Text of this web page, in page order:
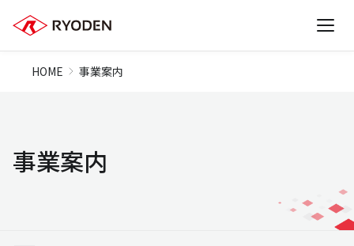
HOME 事業案内
事業案内